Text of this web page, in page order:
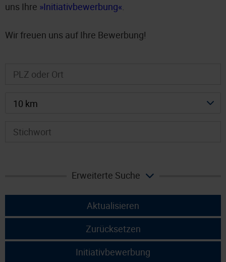
uns Ihre Initiativbewerbung .
Wir freuen uns auf Ihre Bewerbung!
10 km
Erweiterte Suche
Aktualisieren
Zurücksetzen
Initiativbewerbung